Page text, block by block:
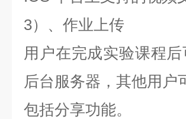
3） 、作业上传
用户在完成实验课程
后台服务器，其他用户
包括分享功能。